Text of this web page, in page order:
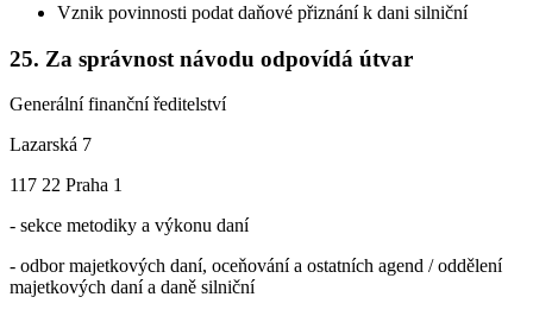
Vznik povinnosti podat daňové přiznání k dani silniční
25. Za správnost návodu odpovídá útvar
Generální finanční ředitelství
Lazarská 7
117 22 Praha 1
- sekce metodiky a výkonu daní
- odbor majetkových daní, oceňování a ostatních agend / oddělení
majetkových daní a daně silniční